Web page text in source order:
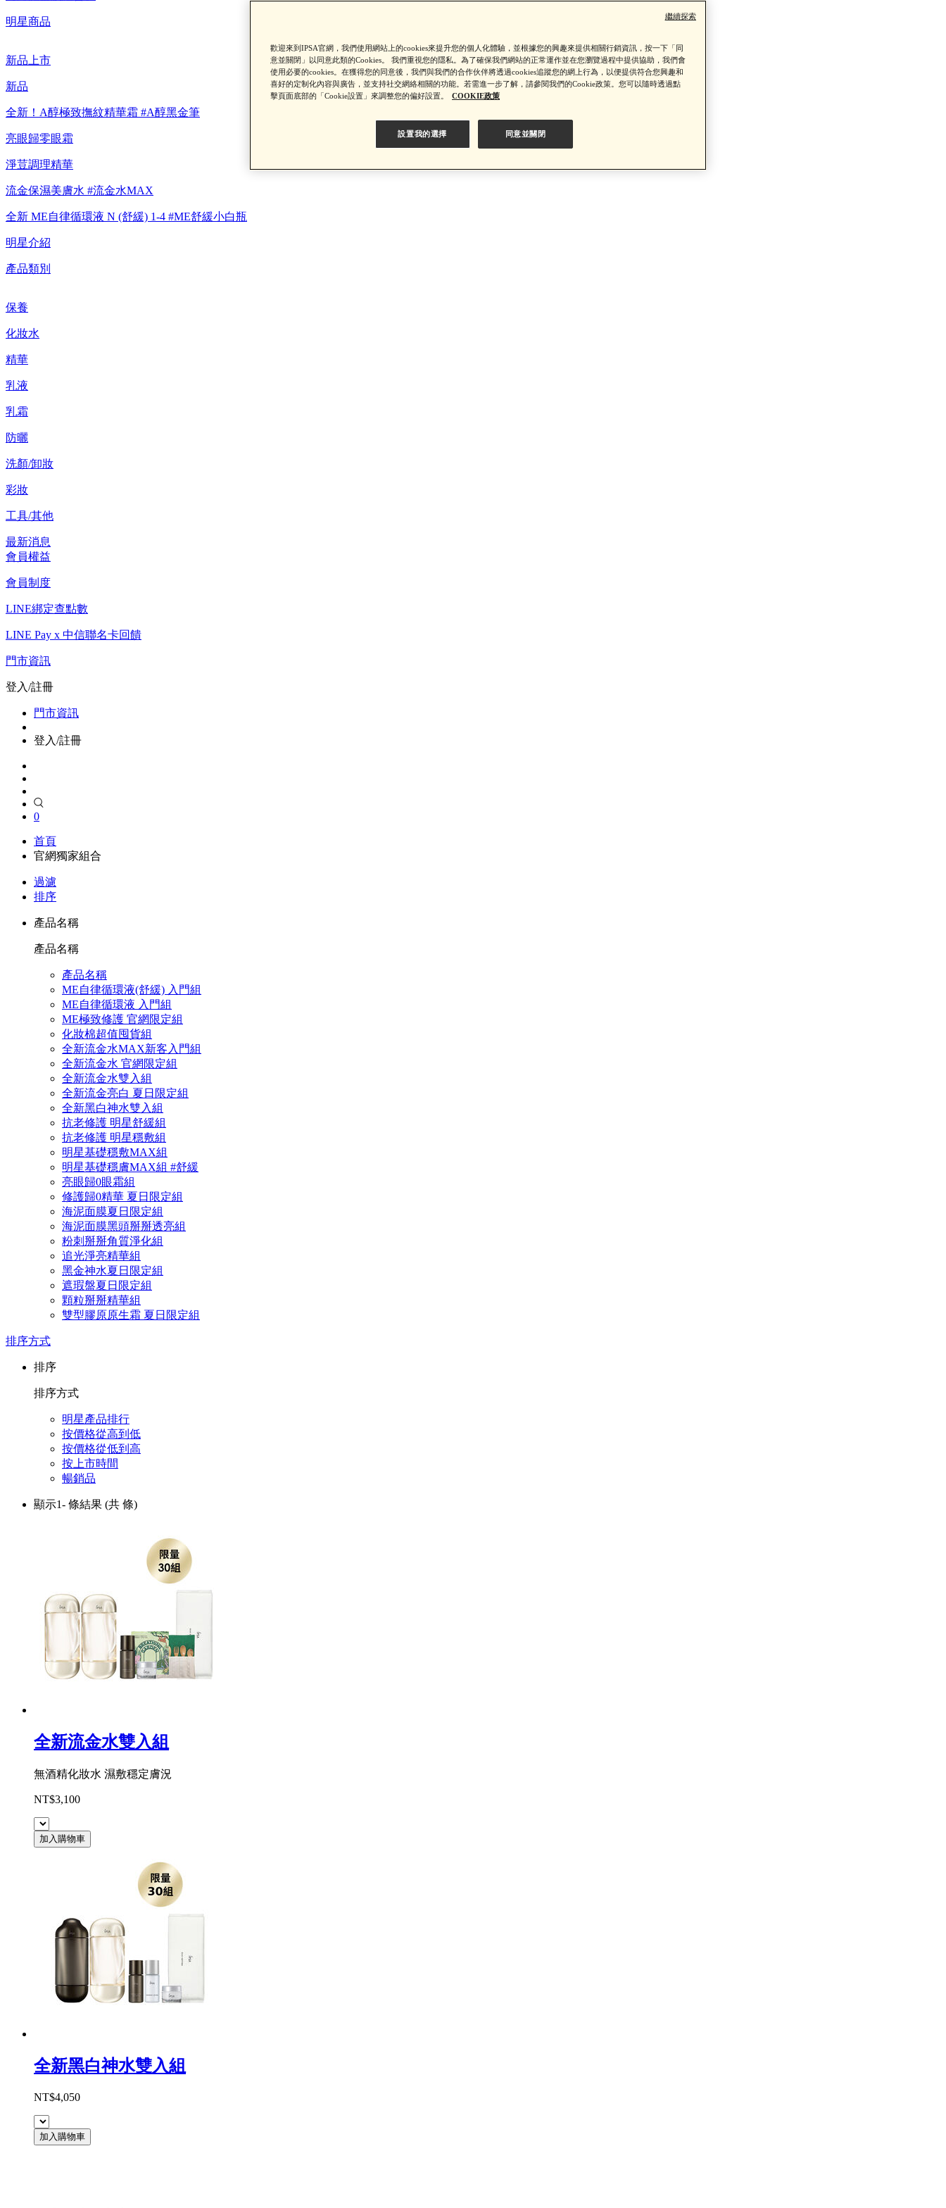
【重要公告】IPSA 無法驗證非官方通路銷售之品牌商品的真實性，也無法協助此類商品的售後服務
明星商品
新品上市
新品
全新！A醇極致撫紋精華霜 #A醇黑金筆
亮眼歸零眼霜
淨荳調理精華
流金保濕美膚水 #流金水MAX
全新 ME自律循環液 N (舒緩) 1-4 #ME舒緩小白瓶
明星介紹
產品類別
保養
化妝水
精華
乳液
乳霜
防曬
洗顏/卸妝
彩妝
工具/其他
最新消息
會員權益
會員制度
LINE綁定查點數
LINE Pay x 中信聯名卡回饋
門市資訊
登入/註冊
門市資訊
登入/註冊
0
首頁
官網獨家組合
過濾
排序
產品名稱
產品名稱
產品名稱
ME自律循環液(舒緩) 入門組
ME自律循環液 入門組
ME極致修護 官網限定組
化妝棉超值囤貨組
全新流金水MAX新客入門組
全新流金水 官網限定組
全新流金水雙入組
全新流金亮白 夏日限定組
全新黑白神水雙入組
抗老修護 明星舒緩組
抗老修護 明星穩敷組
明星基礎穩敷MAX組
明星基礎穩膚MAX組 #舒緩
亮眼歸0眼霜組
修護歸0精華 夏日限定組
海泥面膜夏日限定組
海泥面膜黑頭掰掰透亮組
粉刺掰掰角質淨化組
追光淨亮精華組
黑金神水夏日限定組
遮瑕盤夏日限定組
顆粒掰掰精華組
雙型膠原原生霜 夏日限定組
排序方式
排序
排序方式
明星產品排行
按價格從高到低
按價格從低到高
按上市時間
暢銷品
顯示1- 條結果 (共 條)
全新流金水雙入組
無酒精化妝水 濕敷穩定膚況
NT$3,100
加入購物車
全新黑白神水雙入組
NT$4,050
加入購物車
歡迎來到IPSA官網，我們使用網站上的cookies來提升您的個人化體驗，並根據您的興趣來提供相關行銷資訊，按一下「同
意並關閉」以同意此類的Cookies。 我們重視您的隱私。為了確保我們網站的正常運作並在您瀏覽過程中提供協助，我們會
使用必要的cookies。在獲得您的同意後，我們與我們的合作伙伴將透過cookies追蹤您的網上行為，以便提供符合您興趣和
喜好的定制化內容與廣告，並支持社交網絡相關的功能。若需進一步了解，請參閱我們的Cookie政策。您可以隨時透過點
擊頁面底部的「Cookie設置」來調整您的偏好設置。
COOKIE政策
設置我的選擇 同意並關閉
繼續探索